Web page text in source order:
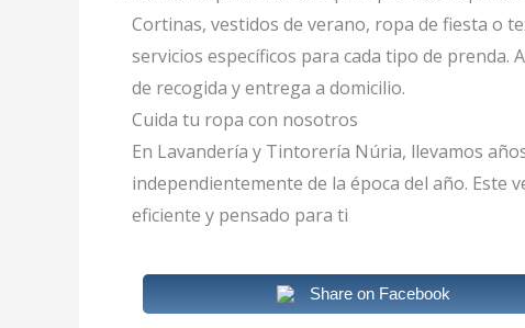
Cortinas, vestidos de verano, ropa de fiesta o
servicios específicos para cada tipo de
de recogida y entrega a domicilio.
Cuida tu ropa con nosotros
En Lavandería y Tintorería Núria, llevamos
independientemente de la época del año. Este
eficiente y pensado para ti
Share on Facebook